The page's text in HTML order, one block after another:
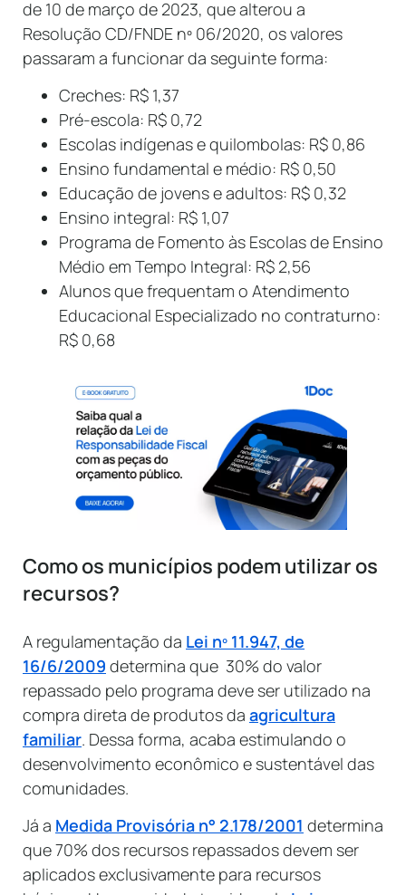
de 10 de março de 2023, que alterou a
Resolução CD/FNDE nº 06/2020, os valores
passaram a funcionar da seguinte forma:
Creches: R$ 1,37
Pré-escola: R$ 0,72
Escolas indígenas e quilombolas: R$ 0,86
Ensino fundamental e médio: R$ 0,50
Educação de jovens e adultos: R$ 0,32
Ensino integral: R$ 1,07
Programa de Fomento às Escolas de Ensino
Médio em Tempo Integral: R$ 2,56
Alunos que frequentam o Atendimento
Educacional Especializado no contraturno:
R$ 0,68
Como os municípios podem utilizar os
recursos?
A regulamentação da Lei nº 11.947, de
16/6/2009 determina que 30% do valor
repassado pelo programa deve ser utilizado na
compra direta de produtos da agricultura
familiar. Dessa forma, acaba estimulando o
desenvolvimento econômico e sustentável das
comunidades.
Já a Medida Provisória n° 2.178/2001 determina
que 70% dos recursos repassados devem ser
aplicados exclusivamente para recursos